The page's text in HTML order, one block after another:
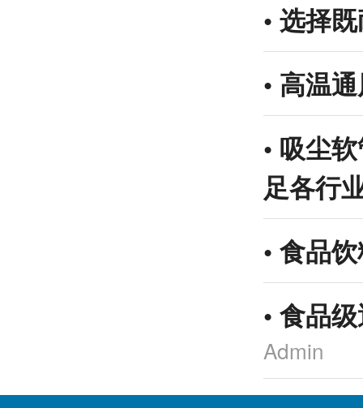
• 选择
• 高温
• 吸尘
足各行
• 食品
• 食品
Admin